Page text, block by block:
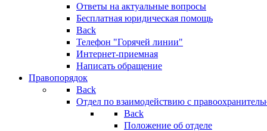
Ответы на актуальные вопросы
Бесплатная юридическая помощь
Back
Телефон "Горячей линии"
Интернет-приемная
Написать обращение
Правопорядок
Back
Отдел по взаимодействию с
Back
Положение об отделе